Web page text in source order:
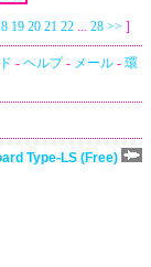
19 20 21 22... 28 >> ]
- ヘルプ- メール - 環
Type-LS (Free)